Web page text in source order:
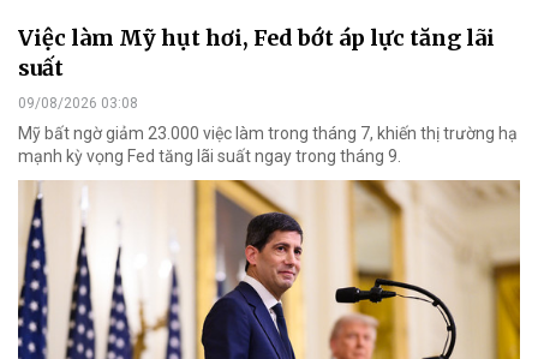
Việc làm Mỹ hụt hơi, Fed bớt áp lực tăng lãi
suất
09/08/2026 03:08
Mỹ bất ngờ giảm 23.000 việc làm trong tháng 7, khiến thị trường hạ
mạnh kỳ vọng Fed tăng lãi suất ngay trong tháng 9.